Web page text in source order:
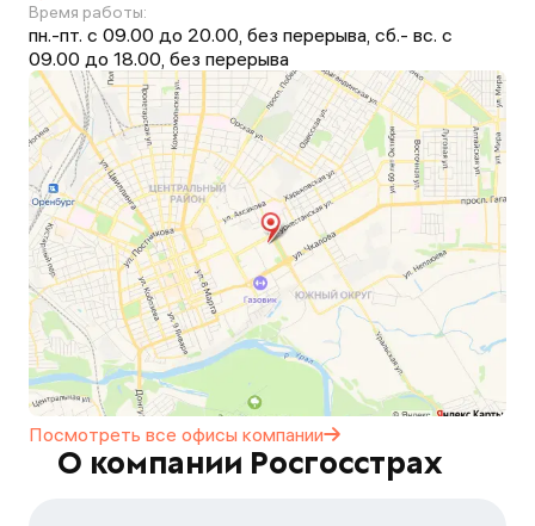
Время работы:
пн.-пт. с 09.00 до 20.00, без перерыва, сб.- вс. с
09.00 до 18.00, без перерыва
Посмотреть все офисы компании
О компании Росгосстрах